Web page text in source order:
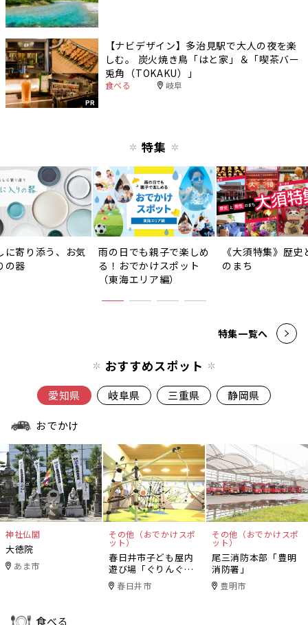
PR
【ナビデザイン】多治見駅で大人の夜を楽
しむ。 炭火焼き鳥「はと家」＆「喫茶バー
兎角（TOKAKU）」
食べる 岐阜
特集
に寄り添う、お気
の器
雨の日でも親子で楽しめ
る！おでかけスポット
（東海エリア編）
《大須特集》歴史
のまち
特集一覧へ
おすすめスポット
愛知県 岐阜県 三重県 静岡県
おでかけ
神社仏閣
大徳院
あま市
その他（おでかけスポ
ット）
春日井市子ども屋内
遊び場「ぐりんぐり
ん」春日井市
その他（おでかけスポ
ット）
尾三消防本部「豊明
消防署」
豊明市
食べる